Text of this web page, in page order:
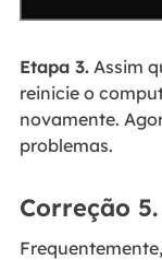
Etapa 3.Assim
reinicie o
novamente.
problemas.
Correção